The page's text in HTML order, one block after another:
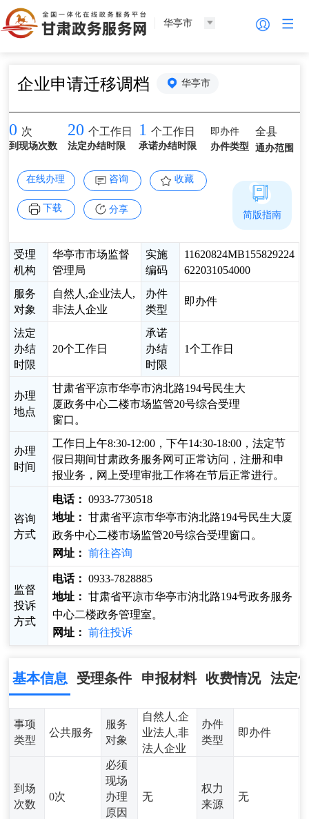
华亭市
企业申请迁移调档 华亭市
0 次
到现场次数
20 个工作日
法定办结时限
1 个工作日
承诺办结时限
即办件
办件类型
全县
通办范围
在线办理 咨询 收藏
下载 分享
受理
机构
华亭市市场监督
管理局
实施
编码
11620824MB155829224
622031054000
服务
对象
自然人,企业法人,
非法人企业
办件
类型
即办件
法定
办结
时限
20个工作日
承诺
办结
时限
1个工作日
办理
地点
甘肃省平凉市华亭市汭北路194号民生大
厦政务中心二楼市场监管20号综合受理
窗口。
办理
时间
工作日上午8:30-12:00，下午14:30-18:00，法定节
假日期间甘肃政务服务网可正常访问，注册和申
报业务，网上受理审批工作将在节后正常进行。
咨询
方式
电话： 0933-7730518
地址： 甘肃省平凉市华亭市汭北路194号民生大厦
政务中心二楼市场监管20号综合受理窗口。
网址： 前往咨询
监督
投诉
方式
电话： 0933-7828885
地址： 甘肃省平凉市华亭市汭北路194号政务服务
中心二楼政务管理室。
网址： 前往投诉
简版指南
基本信息 受理条件 申报材料 收费情况 法定
事项
类型
公共服务
服务
对象
自然人,企
业法人,非
法人企业
办件
类型
即办件
到场
次数
0次
必须
现场
办理
原因
无
权力
来源
无